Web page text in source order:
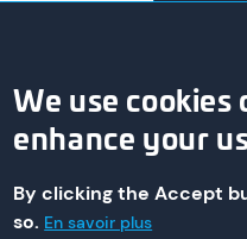
We use cookies
enhance your
By clicking the Accept
so. En savoir plus